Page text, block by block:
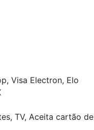
Visa Electron, Elo
TV, Aceita cartão de